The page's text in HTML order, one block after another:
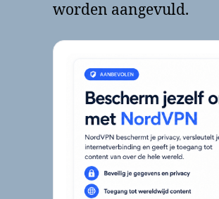
worden aangevuld.